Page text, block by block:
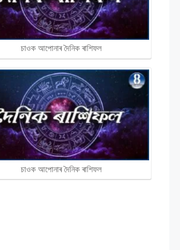
চাওক আপোনাৰ দৈনিক ৰাশিফল
চাওক আপোনাৰ দৈনিক ৰাশিফল